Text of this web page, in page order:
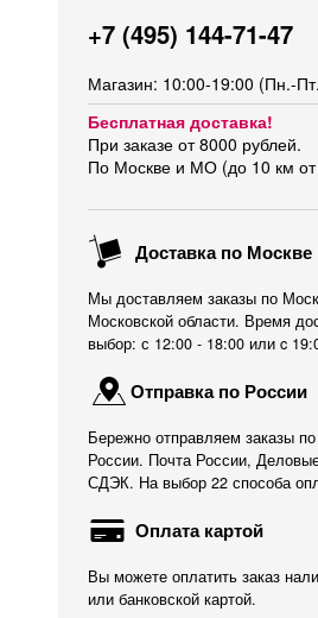
+7 (495) 144-71-47
Магазин: 10:00-19:00 (Пн.-
Бесплатная доставка!
При заказе от 8000 рублей.
По Москве и МО (до 10 км
Доставка по
Мы доставляем заказы по
Московской области. Время
выбор: с 12:00 - 18:00 или c
Отправка по России
Бережно отправляем заказы
России. Почта России,
СДЭК. На выбор 22 способа
Оплата картой
Вы можете оплатить заказ
или банковской картой.